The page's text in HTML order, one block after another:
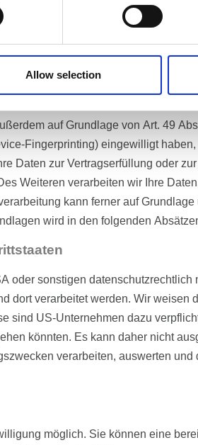
Allow selection
Ihrer personenbezogenen
dieser Gründe.
auf dieser
personenbezogenen Daten auf
werden. Im Falle einer
auf Grundlage von Art. 49
Fingerprinting) eingewilligt
Daten zur Vertragserfüllung oder
Weiteren verarbeiten wir Ihre
kann ferner auf
wird in den folgenden
oder sonstigen
dort verarbeitet werden. Wir weisen
US-Unternehmen dazu
könnten. Es kann daher nicht
verarbeiten, auswerten
möglich. Sie können eine